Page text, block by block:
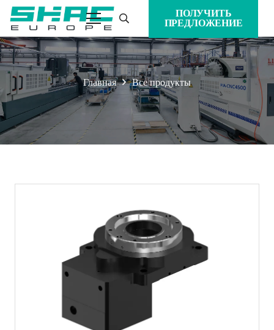
ПОЛУЧИТЬ
ПРЕДЛОЖЕНИЕ
Главная Все продукты